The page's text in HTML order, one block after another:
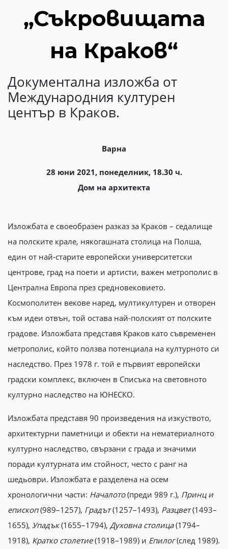
„Съкровищата
на Краков“
Документална изложба от
Международния културен
център в Краков.
Варна
28 юни 2021, понеделник, 18.30 ч.
Дом на архитекта
Изложбата е своеобразен разказ за Краков – седалище
на полските крале, някогашната столица на Полша,
един от най-старите европейски университетски
центрове, град на поети и артисти, важен метрополис в
Централна Европа през средновековието.
Космополитен векове наред, мултикултурен и отворен
към идеи отвън, той остава най-полският от полските
градове. Изложбата представя Краков като съвременен
метрополис, който ползва потенциала на културното си
наследство. През 1978 г. той е първият европейски
градски комплекс, включен в Списъка на световното
културно наследство на ЮНЕСКО.
Изложбата представя 90 произведения на изкуството,
архитектурни паметници и обекти на нематериалното
културно наследство, свързани с града и значими
поради културната им стойност, често с ранг на
шедьоври. Изложбата е разделена на осем
хронологични части: Началото(преди 989 г.), Принц и
епископ(989–1257), Градът(1257–1493), Разцвет(1493–
1655), Упадък(1655–1794), Духовна столица(1794–
1918), Кратко столетие(1918–1989) и Eпилог(след 1989).